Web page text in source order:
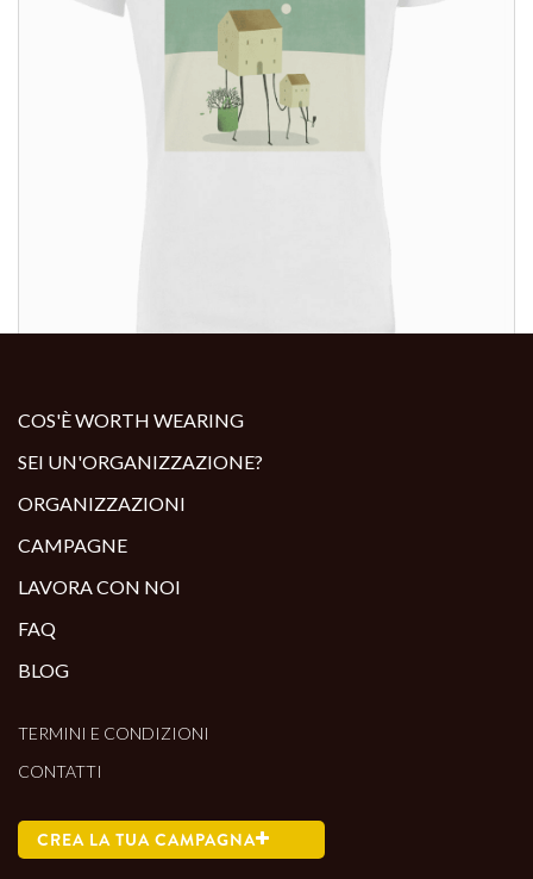
COS'È WORTH WEARING
SEI UN'ORGANIZZAZIONE?
ORGANIZZAZIONI
CAMPAGNE
LAVORA CON NOI
FAQ
BLOG
TERMINI E CONDIZIONI
CONTATTI
CREA LA TUA CAMPAGNA